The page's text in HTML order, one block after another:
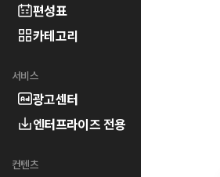
편성표
카테고리
서비스
광고센터
엔터프라이즈 전용
컨텐츠